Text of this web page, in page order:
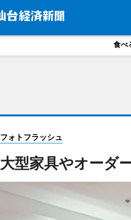
食べ
フォトフラッシュ
大型家具やオーダ